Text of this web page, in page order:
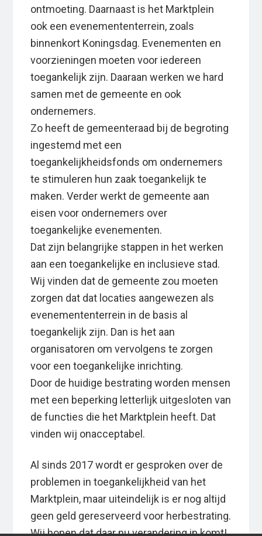
ontmoeting. Daarnaast is het Marktplein
ook een evenemententerrein, zoals
binnenkort Koningsdag. Evenementen en
voorzieningen moeten voor iedereen
toegankelijk zijn. Daaraan werken we hard
samen met de gemeente en ook
ondernemers.
Zo heeft de gemeenteraad bij de begroting
ingestemd met een
toegankelijkheidsfonds om ondernemers
te stimuleren hun zaak toegankelijk te
maken. Verder werkt de gemeente aan
eisen voor ondernemers over
toegankelijke evenementen.
Dat zijn belangrijke stappen in het werken
aan een toegankelijke en inclusieve stad.
Wij vinden dat de gemeente zou moeten
zorgen dat dat locaties aangewezen als
evenemententerrein in de basis al
toegankelijk zijn. Dan is het aan
organisatoren om vervolgens te zorgen
voor een toegankelijke inrichting.
Door de huidige bestrating worden mensen
met een beperking letterlijk uitgesloten van
de functies die het Marktplein heeft. Dat
vinden wij onacceptabel.
Al sinds 2017 wordt er gesproken over de
problemen in toegankelijkheid van het
Marktplein, maar uiteindelijk is er nog altijd
geen geld gereserveerd voor herbestrating.
Wij hopen dat daar nu verandering in komt!